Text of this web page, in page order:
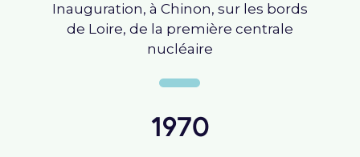
Inauguration, à Chinon, sur les bords
de Loire, de la première centrale
nucléaire
1970